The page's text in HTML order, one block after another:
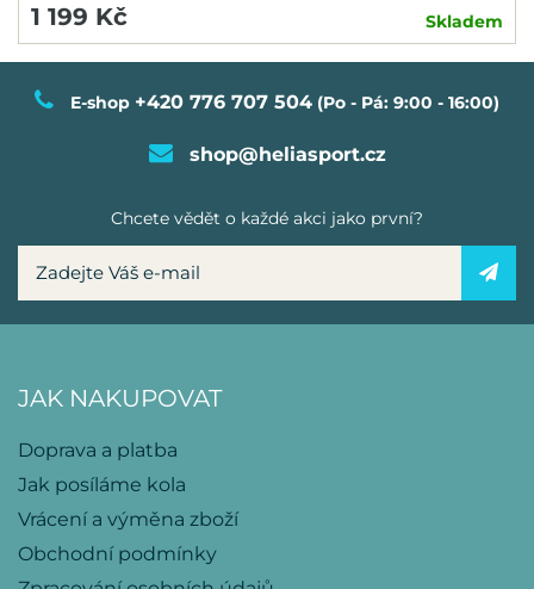
1 199 Kč Skladem
E-shop +420 776 707 504 (Po - Pá: 9:00 - 16:00)
shop@heliasport.cz
Chcete vědět o každé akci jako první?
JAK NAKUPOVAT
Doprava a platba
Jak posíláme kola
Vrácení a výměna zboží
Obchodní podmínky